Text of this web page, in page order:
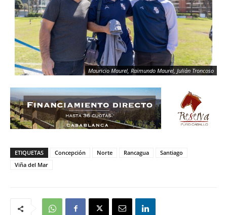
Mauricio Maurel, Raimundo Maurel, Julián Troncoso
ETIQUETAS Concepción Norte Rancagua
Santiago
Viña del Mar